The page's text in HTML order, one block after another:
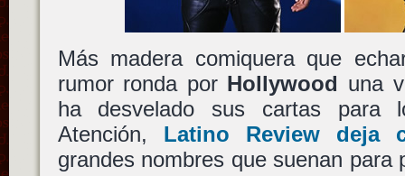
Más madera comiquera que
rumor ronda por Hollywood una
ha desvelado sus cartas para
Atención, Latino Review deja
grandes nombres que suenan para